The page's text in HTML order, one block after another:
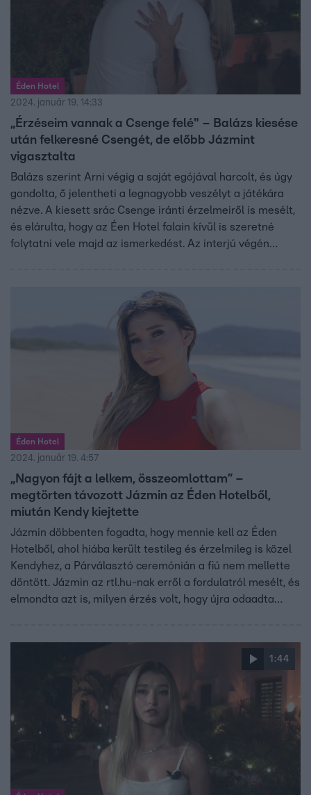
Éden Hotel
2024. január 19. 14:33
„Érzéseim vannak a Csenge felé" – Balázs kiesése
után felkeresné Csengét, de előbb Jázmint
vigasztalta
Balázs szerint Arni végig a saját egójával harcolt, és úgy
gondolta, ő jelentheti a legnagyobb veszélyt a játékára
nézve. A kiesett srác Csenge iránti érzelmeiről is mesélt,
és elárulta, hogy az Éen Hotel falain kívül is szeretné
folytatni vele majd az ismerkedést. Az interjú végén
Éden Hotel
2024. január 19. 4:57
„Nagyon fájt a lelkem, összeomlottam” –
megtörten távozott Jázmin az Éden Hotelből,
miután Kendy kiejtette
Jázmin döbbenten fogadta, hogy mennie kell az Éden
Hotelből, ahol hiába került testileg és érzelmileg is közel
Kendyhez, a Párválasztó ceremónián a fiú nem mellette
döntött. Jázmin az rtl.hu-nak erről a fordulatról mesélt, és
elmondta azt is, milyen érzés volt, hogy újra odaadta
1:44